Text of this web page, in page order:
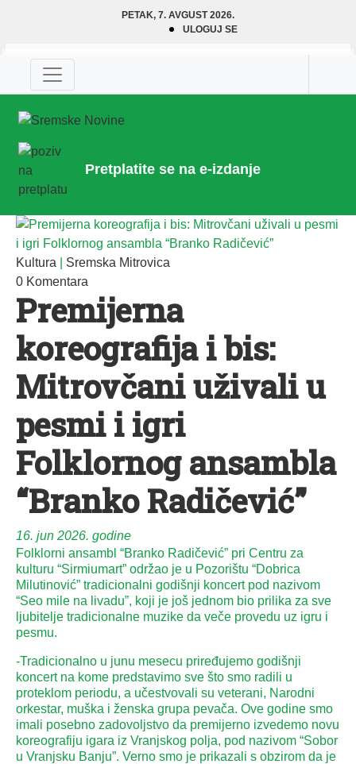
PETAK, 7. AVGUST 2026.
ULOGUJ SE
Pretplatite se na e-izdanje
Kultura
Sremska Mitrovica
0 Komentara
Premijerna
koreografija i bis:
Mitrovčani uživali u
pesmi i igri
Folklornog ansambla
“Branko Radičević”
16. jun 2026. godine
Folklorni ansambl “Branko Radičević” pri Centru za
kulturu “Sirmiumart” održao je u Pozorištu “Dobrica
Milutinović” tradicionalni godišnji koncert pod nazivom
“Seo mile na livadu”, koji je još jednom bio prilika za sve
ljubitelje tradicionalne muzike da veče provedu uz igru i
pesmu.
-Tradicionalno u junu mesecu priređujemo godišnji
koncert na kome predstavimo sve što smo radili u
proteklom periodu, a učestvovali su veterani, Narodni
orkestar, muška i ženska grupa pevača. Ove godine smo
imali posebno zadovoljstvo da premijerno izvedemo novu
koreografiju igara iz Vranjskog polja, pod nazivom “Sobor
u Vranjsku Banju”. Verno smo je prikazali s obzirom da je